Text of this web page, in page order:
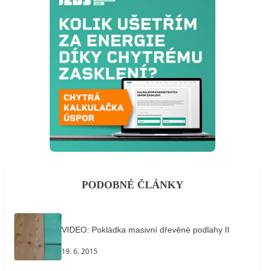
PODOBNÉ ČLÁNKY
VIDEO: Pokládka masivní dřevěné podlahy II
19. 6. 2015